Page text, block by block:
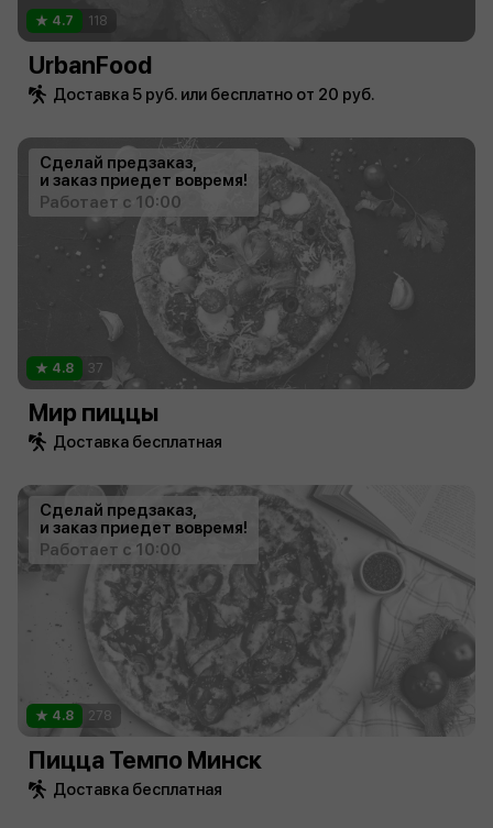
4.7 118
UrbanFood
Доставка 5 руб. или бесплатно от 20 руб.
Сделай предзаказ,
и заказ приедет вовремя!
Работает с 10:00
4.8 37
Мир пиццы
Доставка бесплатная
Сделай предзаказ,
и заказ приедет вовремя!
Работает с 10:00
4.8 278
Пицца Темпо Минск
Доставка бесплатная